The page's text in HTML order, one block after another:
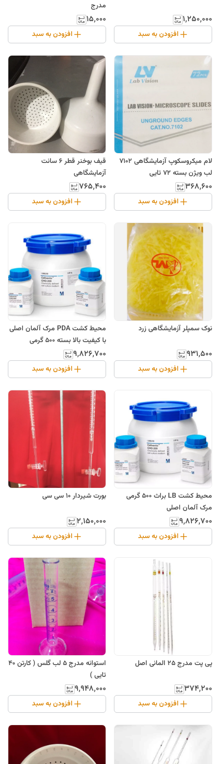
۱٬۲۵۰٬۰۰۰
افزودن به سبد
مدرج
۱۵٬۰۰۰
افزودن به سبد
لام میکروسکوپ آزمایشگاهی 7102
لب ویژن بسته 72 تایی
۳۶۸٬۶۰۰
افزودن به سبد
قیف بوخنر قطر 6 سانت
آزمایشگاهی
۷۶۵٬۴۰۰
افزودن به سبد
نوک سمپلر آزمایشگاهی زرد
۹۳۱٬۵۰۰
افزودن به سبد
محیط کشت PDA مرک آلمان اصلی
با کیفیت بالا بسته 500 گرمی
۹٬۸۲۶٬۷۰۰
افزودن به سبد
محیط کشت LB براث 500 گرمی
مرک آلمان اصلی
۹٬۸۲۶٬۷۰۰
افزودن به سبد
بورت شیردار 10 سی سی
۲٬۱۵۰٬۰۰۰
افزودن به سبد
پی پت مدرج 25 المانی اصل
۳۷۴٬۲۰۰
افزودن به سبد
استوانه مدرج 5 لب گلس ( کارتن 40
تایی )
۹٬۹۴۸٬۰۰۰
افزودن به سبد